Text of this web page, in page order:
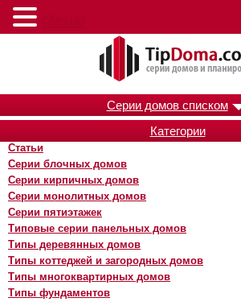
Серии домов списком
Категории
Статьи
Серии блочных домов
Серии кирпичных домов
Серии монолитных домов
Серии пятиэтажек
Типовые серии панельных домов
Типы деревянных домов
Типы коттеджей и загородных домов
Типы многоквартирных домов
Типы фундаментов